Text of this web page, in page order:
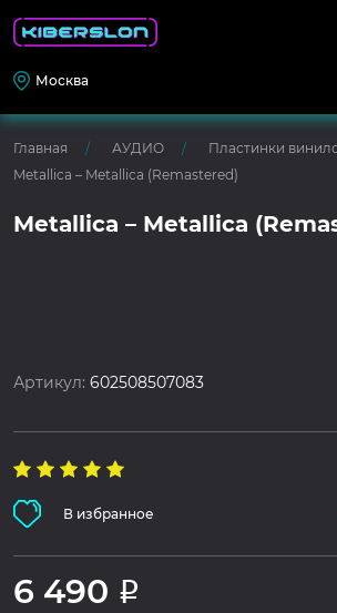
Москва
Главная АУДИО
Пластинки
Metallica – Metallica (Remastered)
Metallica – Metallica
Артикул:602508507083
В избранное
6 490 Р